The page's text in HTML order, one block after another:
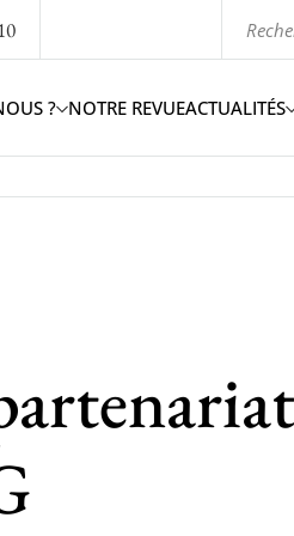
? NOTRE REVUEACTUALITÉS